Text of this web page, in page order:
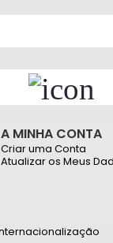
A MINHA CONTA
Criar uma Conta
Atualizar os Meus